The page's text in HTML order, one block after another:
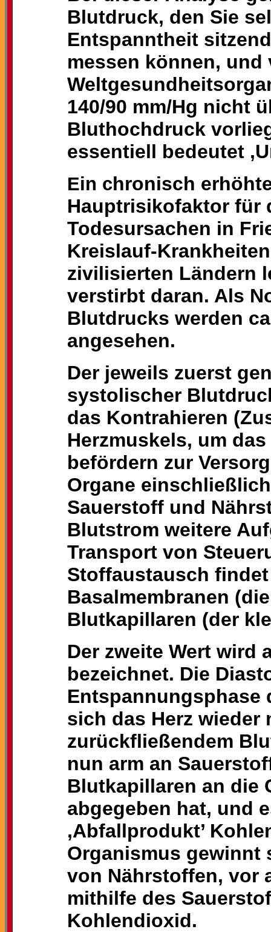
Blutdruck, den Sie
Entspanntheit
messen können, und
140/90 mm/Hg nicht
Bluthochdruck
essentiell bedeutet
Ein chronisch
Hauptrisikofaktor für
Todesursachen in
Kreislauf-
zivilisierten Ländern
verstirbt daran. Als
Blutdrucks werden
angesehen.
Der jeweils zuerst
systolischer
das Kontrahieren
Herzmuskels, um
befördern zur
Organe
Sauerstoff und
Blutstrom weitere
Transport von
Stoffaustausch
Basalmembranen
Blutkapillaren (der
Der zweite Wert
bezeichnet. Die
Entspannungsphase
sich das Herz wieder
zurückfließendem
nun arm an
Blutkapillaren an die
abgegeben hat, und
‚Abfallprodukt’
Organismus gewinnt
von Nährstoffen, vor
mithilfe des
Kohlendioxid.